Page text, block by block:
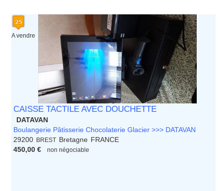
A vendre
CAISSE TACTILE AVEC DOUCHETTE
DATAVAN
Boulangerie Pâtisserie Chocolaterie Glacier >>> DATAVAN
29200
BREST Bretagne FRANCE
450,00 €
non négociable